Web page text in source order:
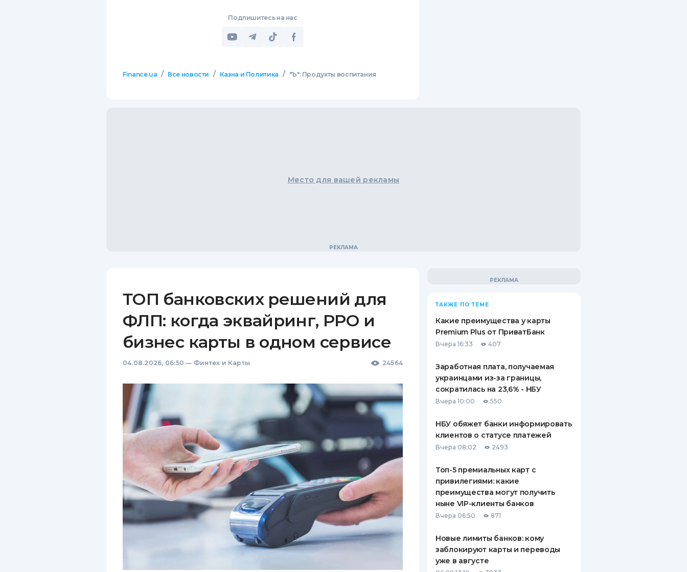
Подпишитесь на нас
Finance.ua / Все новости / Казна и Политика / "Ъ": Продукты воспитания
Место для вашей рекламы
ТОП банковских решений для
ФЛП: когда эквайринг, РРО и
бизнес карты в одном сервисе
04.08.2026, 06:50 — Финтех и Карты 24564
ТАКЖЕ ПО ТЕМЕ
Какие преимущества у карты
Premium Plus от ПриватБанк
Вчера 16:33 407
Заработная плата, получаемая
украинцами из-за границы,
сократилась на 23,6% - НБУ
Вчера 10:00 550
НБУ обяжет банки информировать
клиентов о статусе платежей
Вчера 08:02 2493
Топ-5 премиальных карт с
привилегиями: какие
преимущества могут получить
ныне VIP-клиенты банков
Вчера 06:50 871
Новые лимиты банков: кому
заблокируют карты и переводы
уже в августе